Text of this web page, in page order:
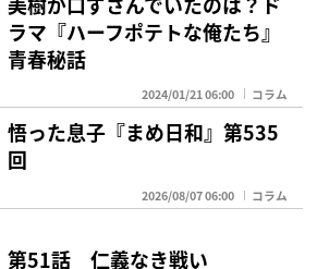
ラマ『ハーフポテトな俺たち』
青春秘話
2024/01/21 06:00 コラム
悟った息子『まめ日和』第535
回
2026/08/07 06:00 コラム
第51話 仁義なき戦い